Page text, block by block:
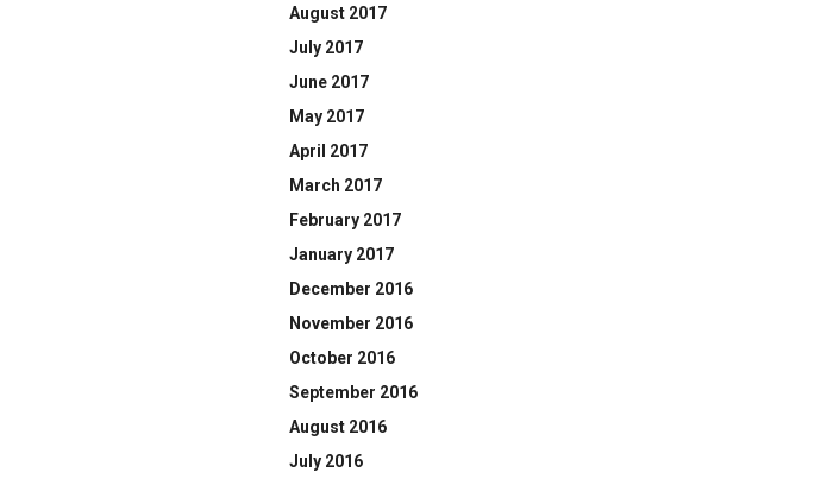
August 2017
July 2017
June 2017
May 2017
April 2017
March 2017
February 2017
January 2017
December 2016
November 2016
October 2016
September 2016
August 2016
July 2016